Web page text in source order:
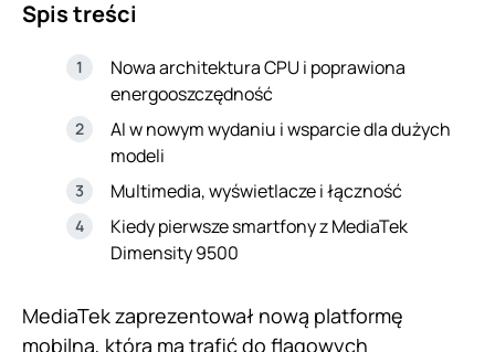
Spis treści
Nowa architektura CPU i poprawiona
energooszczędność
AI w nowym wydaniu i wsparcie dla dużych
modeli
Multimedia, wyświetlacze i łączność
Kiedy pierwsze smartfony z MediaTek
Dimensity 9500
MediaTek zaprezentował nową platformę
mobilną, która ma trafić do flagowych